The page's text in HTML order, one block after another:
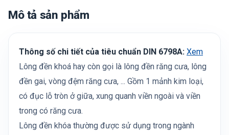
Mô tả sản phẩm
Thông số chi tiết của tiêu chuẩn DIN 6798A: Xem
Lông đền khoá hay còn gọi là lông đền răng cưa, lông
đền gai, vòng đệm răng cưa, ... Gồm 1 mảnh kim loại,
có đục lỗ tròn ở giữa, xung quanh viền ngoài và viền
trong có răng cưa.
Lông đền khóa thường được sử dụng trong ngành